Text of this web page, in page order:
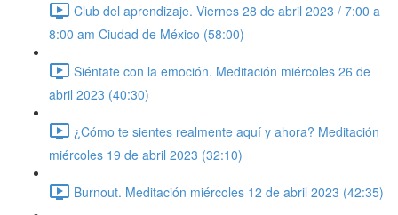
Club del aprendizaje. Viernes 28 de abril 2023 / 7:00 a
8:00 am Ciudad de México (58:00)
Siéntate con la emoción. Meditación miércoles 26 de
abril 2023 (40:30)
¿Cómo te sientes realmente aquí y ahora? Meditación
miércoles 19 de abril 2023 (32:10)
Burnout. Meditación miércoles 12 de abril 2023 (42:35)